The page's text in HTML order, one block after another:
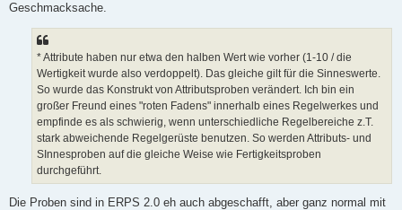
Geschmacksache.
* Attribute haben nur etwa den halben Wert wie vorher (1-10 / die
Wertigkeit wurde also verdoppelt). Das gleiche gilt für die Sinneswerte.
So wurde das Konstrukt von Attributsproben verändert. Ich bin ein
großer Freund eines "roten Fadens" innerhalb eines Regelwerkes und
empfinde es als schwierig, wenn unterschiedliche Regelbereiche z.T.
stark abweichende Regelgerüste benutzen. So werden Attributs- und
SInnesproben auf die gleiche Weise wie Fertigkeitsproben
durchgeführt.
Die Proben sind in ERPS 2.0 eh auch abgeschafft, aber ganz normal mit